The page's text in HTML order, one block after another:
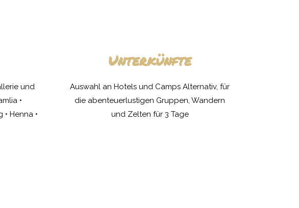
und
•
Henna •
Unterkünfte
Auswahl an Hotels und Camps Alternativ, für
die abenteuerlustigen Gruppen, Wandern
und Zelten für 3 Tage